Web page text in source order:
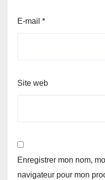
E-mail *
Site web
Enregistrer mon nom,
navigateur pour mon